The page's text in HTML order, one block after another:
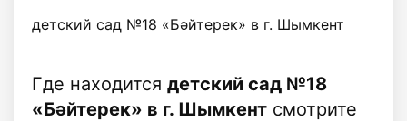
детский сад №18 «Бәйтерек» в г. Шымкент
Где находится детский сад №18
«Бәйтерек» в г. Шымкент смотрите